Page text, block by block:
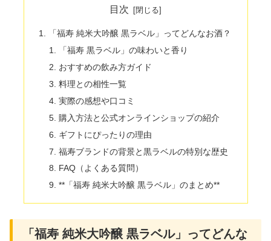
目次
「福寿 純米大吟醸 黒ラベル」ってどんなお酒？
「福寿 黒ラベル」の味わいと香り
おすすめの飲み方ガイド
料理との相性一覧
実際の感想や口コミ
購入方法と公式オンラインショップの紹介
ギフトにぴったりの理由
福寿ブランドの背景と黒ラベルの特別な歴史
FAQ（よくある質問）
**「福寿 純米大吟醸 黒ラベル」のまとめ**
「福寿 純米大吟醸 黒ラベル」ってどんな